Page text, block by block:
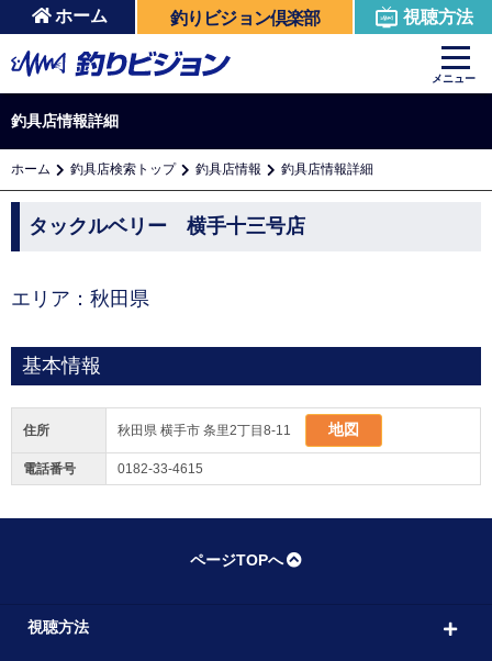
ホーム 釣りビジョン倶楽部 視聴方法
メニュー
釣具店情報詳細
ホーム 釣具店検索トップ 釣具店情報 釣具店情報詳細
タックルベリー 横手十三号店
エリア：秋田県
基本情報
住所 秋田県 横手市 条里2丁目8-11 地図
電話番号 0182-33-4615
ページTOPへ
視聴方法